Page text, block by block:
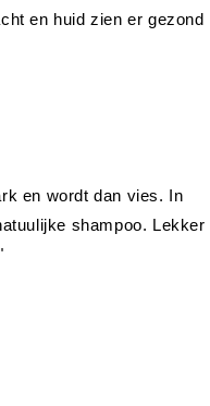
en huid zien er gezond
en wordt dan vies. In
shampoo. Lekker